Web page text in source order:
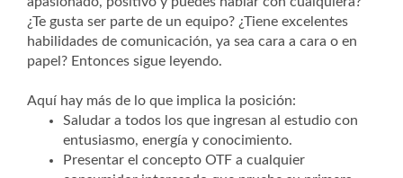
¿Te gusta ser parte de un equipo? ¿Tiene excelentes
habilidades de comunicación, ya sea cara a cara o en
papel? Entonces sigue leyendo.
Aquí hay más de lo que implica la posición:
Saludar a todos los que ingresan al estudio con
entusiasmo, energía y conocimiento.
Presentar el concepto OTF a cualquier